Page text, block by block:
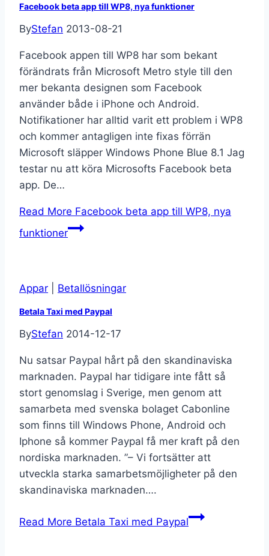
Facebook beta app till WP8, nya funktioner
ByStefan 2013-08-21
Facebook appen till WP8 har som bekant
förändrats från Microsoft Metro style till den
mer bekanta designen som Facebook
använder både i iPhone och Android.
Notifikationer har alltid varit ett problem i WP8
och kommer antagligen inte fixas förrän
Microsoft släpper Windows Phone Blue 8.1 Jag
testar nu att köra Microsofts Facebook beta
app. De…
Read More Facebook beta app till WP8, nya
funktioner
Appar Betallösningar
Betala Taxi med Paypal
ByStefan 2014-12-17
Nu satsar Paypal hårt på den skandinaviska
marknaden. Paypal har tidigare inte fått så
stort genomslag i Sverige, men genom att
samarbeta med svenska bolaget Cabonline
som finns till Windows Phone, Android och
Iphone så kommer Paypal få mer kraft på den
nordiska marknaden. ”– Vi fortsätter att
utveckla starka samarbetsmöjligheter på den
skandinaviska marknaden….
Read More Betala Taxi med Paypal